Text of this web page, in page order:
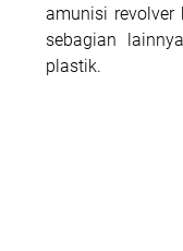
amunisi revolver
sebagian
plastik.